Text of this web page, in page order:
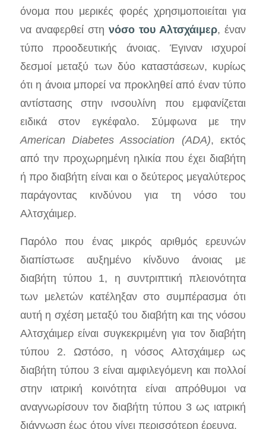
όνομα που μερικές φορές χρησιμοποιείται για
να αναφερθεί στη νόσο του Αλτσχάιμερ, έναν
τύπο προοδευτικής άνοιας. Έγιναν ισχυροί
δεσμοί μεταξύ των δύο καταστάσεων, κυρίως
ότι η άνοια μπορεί να προκληθεί από έναν τύπο
αντίστασης στην ινσουλίνη που εμφανίζεται
ειδικά στον εγκέφαλο. Σύμφωνα με την
American Diabetes Association (ADA), εκτός
από την προχωρημένη ηλικία που έχει διαβήτη
ή προ διαβήτη είναι και ο δεύτερος μεγαλύτερος
παράγοντας κινδύνου για τη νόσο του
Αλτσχάιμερ.
Παρόλο που ένας μικρός αριθμός ερευνών
διαπίστωσε αυξημένο κίνδυνο άνοιας με
διαβήτη τύπου 1, η συντριπτική πλειονότητα
των μελετών κατέληξαν στο συμπέρασμα ότι
αυτή η σχέση μεταξύ του διαβήτη και της νόσου
Αλτσχάιμερ είναι συγκεκριμένη για τον διαβήτη
τύπου 2. Ωστόσο, η νόσος Αλτσχάιμερ ως
διαβήτη τύπου 3 είναι αμφιλεγόμενη και πολλοί
στην ιατρική κοινότητα είναι απρόθυμοι να
αναγνωρίσουν τον διαβήτη τύπου 3 ως ιατρική
διάγνωση έως ότου γίνει περισσότερη έρευνα.